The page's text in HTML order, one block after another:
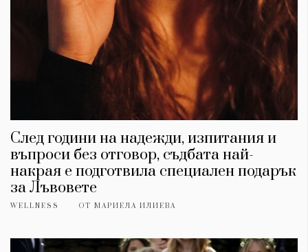
След години на надежди, изпитания и
въпроси без отговор, съдбата най-
накрая е подготвила специален подарък
за Лъвовете
WELLNESS ОТ МАРИЕЛА ИЛИЕВА